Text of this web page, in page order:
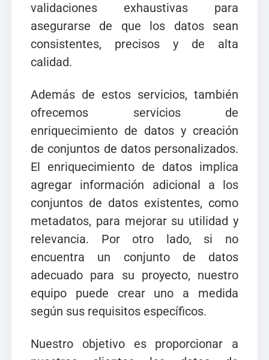
validaciones exhaustivas para
asegurarse de que los datos sean
consistentes, precisos y de alta
calidad.
Además de estos servicios, también
ofrecemos servicios de
enriquecimiento de datos y creación
de conjuntos de datos personalizados.
El enriquecimiento de datos implica
agregar información adicional a los
conjuntos de datos existentes, como
metadatos, para mejorar su utilidad y
relevancia. Por otro lado, si no
encuentra un conjunto de datos
adecuado para su proyecto, nuestro
equipo puede crear uno a medida
según sus requisitos específicos.
Nuestro objetivo es proporcionar a